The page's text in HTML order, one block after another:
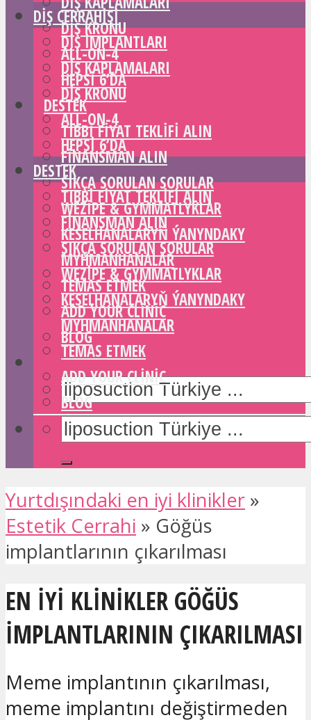
DIŞ KRONU
ALL-ON-4
HEPSI 6’DA
DESTEK
TIBBI FIYAT TEKLIFI ALIN
FINANSMAN ALIN
SIKÇA SORULAN SORULAR
WEZIPE & GYMMATLYKLAR
KESELHANALARYŇ ÝANYNDAKY
MYHMANHANALAR
TEMAS ETMEK
ADD YOUR CLINIC
BLOG
DIŞ CERRAHISI
DIŞ IMPLANTLARI
DIŞ KAPLAMALARI
DIŞ KRONU
ALL-ON-4
HEPSI 6’DA
DESTEK
TIBBI FIYAT TEKLIFI ALIN
FINANSMAN ALIN
SIKÇA SORULAN SORULAR
WEZIPE & GYMMATLYKLAR
KESELHANALARYŇ ÝANYNDAKY
MYHMANHANALAR
TEMAS ETMEK
ADD YOUR CLINIC
BLOG
Yurtdışındaki en iyi klinikler »
Estetik Cerrahi » Göğüs
implantlarının çıkarılması
EN IYI KLINIKLER GÖĞÜS
IMPLANTLARININ ÇIKARILMASI
Meme implantının çıkarılması,
meme implantını değiştirmeden